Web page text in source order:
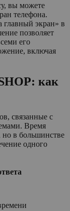
вы можете
телефона.
экран» в
позволяет
его
включая
как
связанные с
Время
но в большинстве
одного